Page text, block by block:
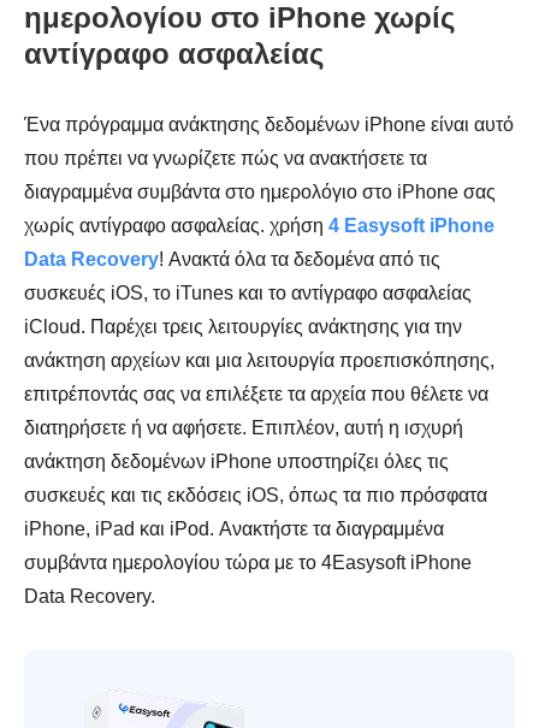
ημερολογίου στο iPhone χωρίς
αντίγραφο ασφαλείας
Ένα πρόγραμμα ανάκτησης δεδομένων iPhone είναι αυτό
που πρέπει να γνωρίζετε πώς να ανακτήσετε τα
διαγραμμένα συμβάντα στο ημερολόγιο στο iPhone σας
χωρίς αντίγραφο ασφαλείας. χρήση 4 Easysoft iPhone
Data Recovery! Ανακτά όλα τα δεδομένα από τις
συσκευές iOS, το iTunes και το αντίγραφο ασφαλείας
iCloud. Παρέχει τρεις λειτουργίες ανάκτησης για την
ανάκτηση αρχείων και μια λειτουργία προεπισκόπησης,
επιτρέποντάς σας να επιλέξετε τα αρχεία που θέλετε να
διατηρήσετε ή να αφήσετε. Επιπλέον, αυτή η ισχυρή
ανάκτηση δεδομένων iPhone υποστηρίζει όλες τις
συσκευές και τις εκδόσεις iOS, όπως τα πιο πρόσφατα
iPhone, iPad και iPod. Ανακτήστε τα διαγραμμένα
συμβάντα ημερολογίου τώρα με το 4Easysoft iPhone
Data Recovery.